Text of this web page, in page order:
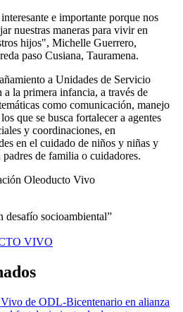
e importante porque nos
nuestras maneras para vivir en
hijos", Michelle Guerrero,
paso Cusiana, Tauramena.
a Unidades de Servicio
la primera infancia, a través de
como comunicación, manejo
que se busca fortalecer a agentes
y coordinaciones, en
en el cuidado de niños y niñas y
de familia o cuidadores.
Oleoducto Vivo
desafío socioambiental”
VIVO
de ODL-Bicentenario en alianza